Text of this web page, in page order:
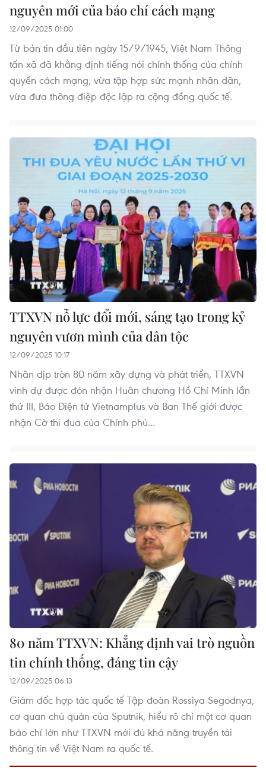
nguyên mới của báo chí cách mạng
12/09/2025 01:00
Từ bản tin đầu tiên ngày 15/9/1945, Việt Nam Thông
tấn xã đã khẳng định tiếng nói chính thống của chính
quyền cách mạng, vừa tập hợp sức mạnh nhân dân,
vừa đưa thông điệp độc lập ra cộng đồng quốc tế.
TTXVN nỗ lực đổi mới, sáng tạo trong kỷ
nguyên vươn mình của dân tộc
12/09/2025 10:17
Nhân dịp tròn 80 năm xây dựng và phát triển, TTXVN
vinh dự được đón nhận Huân chương Hồ Chí Minh lần
thứ III, Báo Điện tử Vietnamplus và Ban Thế giới được
nhận Cờ thi đua của Chính phủ...
80 năm TTXVN: Khẳng định vai trò nguồn
tin chính thống, đáng tin cậy
12/09/2025 06:13
Giám đốc hợp tác quốc tế Tập đoàn Rossiya Segodnya,
cơ quan chủ quản của Sputnik, hiểu rõ chỉ một cơ quan
báo chí lớn như TTXVN mới đủ khả năng truyền tải
thông tin về Việt Nam ra quốc tế.